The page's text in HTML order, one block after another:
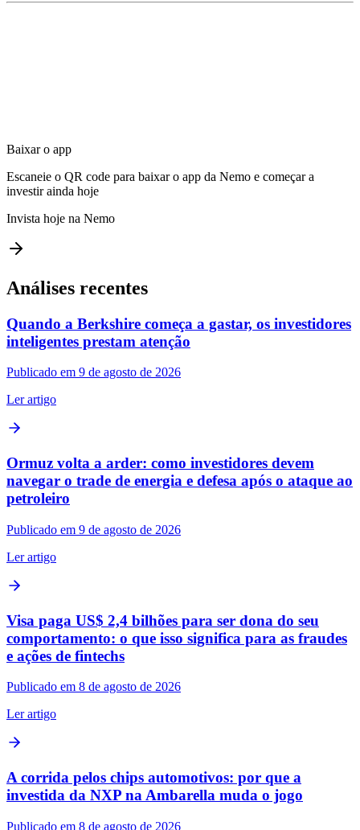
Baixar o app
Escaneie o QR code para baixar o app da Nemo e começar a
investir ainda hoje
Invista hoje na Nemo
Análises recentes
Quando a Berkshire começa a gastar, os investidores
inteligentes prestam atenção
Publicado em 9 de agosto de 2026
Ler artigo
Ormuz volta a arder: como investidores devem
navegar o trade de energia e defesa após o ataque ao
petroleiro
Publicado em 9 de agosto de 2026
Ler artigo
Visa paga US$ 2,4 bilhões para ser dona do seu
comportamento: o que isso significa para as fraudes
e ações de fintechs
Publicado em 8 de agosto de 2026
Ler artigo
A corrida pelos chips automotivos: por que a
investida da NXP na Ambarella muda o jogo
Publicado em 8 de agosto de 2026